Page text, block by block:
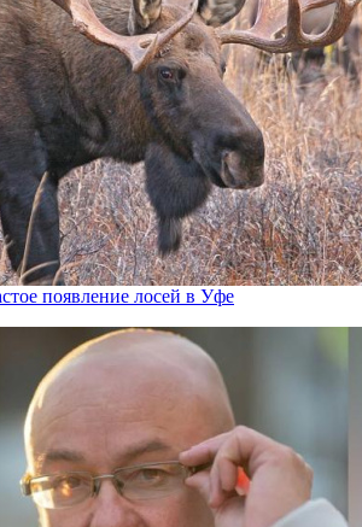
появление лосей в Уфе